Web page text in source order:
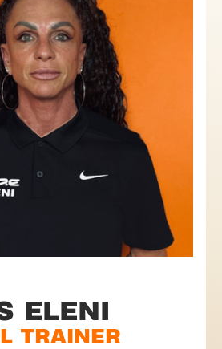
ELENI
TRAINER